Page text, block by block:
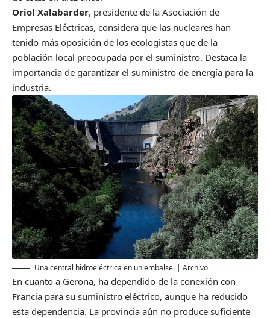
Oriol Xalabarder, presidente de la Asociación de
Empresas Eléctricas, considera que las nucleares han
tenido más oposición de los ecologistas que de la
población local preocupada por el suministro. Destaca la
importancia de garantizar el suministro de energía para la
industria.
Una central hidroeléctrica en un embalse. | Archivo
En cuanto a Gerona, ha dependido de la conexión con
Francia para su suministro eléctrico, aunque ha reducido
esta dependencia. La provincia aún no produce suficiente